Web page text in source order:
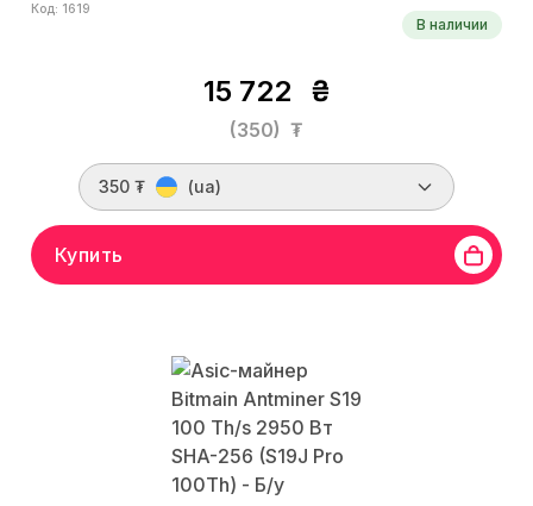
Код: 1619
В наличии
15 722 ₴
(350) ₮
350 ₮ (ua)
Купить